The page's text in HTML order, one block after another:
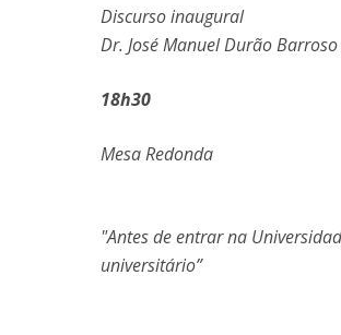
Discurso inaugural
Dr. José Manuel Durão
18h30
Mesa Redonda
"Antes de entrar na
universitário”